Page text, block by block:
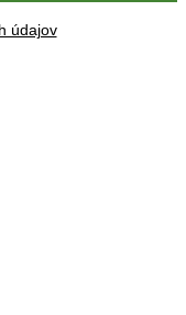
údajov